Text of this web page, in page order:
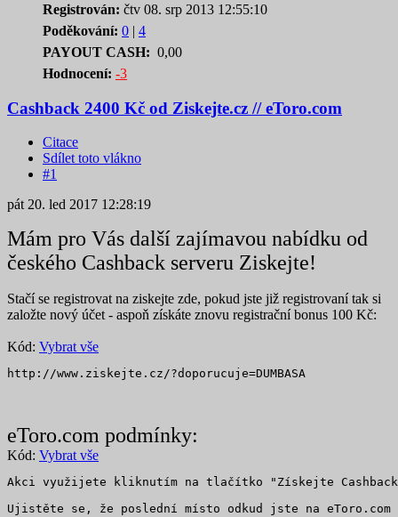
Registrován: čtv 08. srp 2013 12:55:10
Poděkování: 0 | 4
PAYOUT CASH: 0,00
Hodnocení: -3
Cashback 2400 Kč od Ziskejte.cz // eToro.com
Citace
Sdílet toto vlákno
#1
pát 20. led 2017 12:28:19
Mám pro Vás další zajímavou nabídku od
českého Cashback serveru Ziskejte!
Stačí se registrovat na ziskejte zde, pokud jste již registrovaní tak si
založte nový účet - aspoň získáte znovu registrační bonus 100 Kč:
Kód: Vybrat vše
http://www.ziskejte.cz/?doporucuje=DUMBASA
eToro.com podmínky:
Kód: Vybrat vše
Akci využijete kliknutím na tlačítko "Získejte
Ujistěte se, že poslední místo odkud jste na